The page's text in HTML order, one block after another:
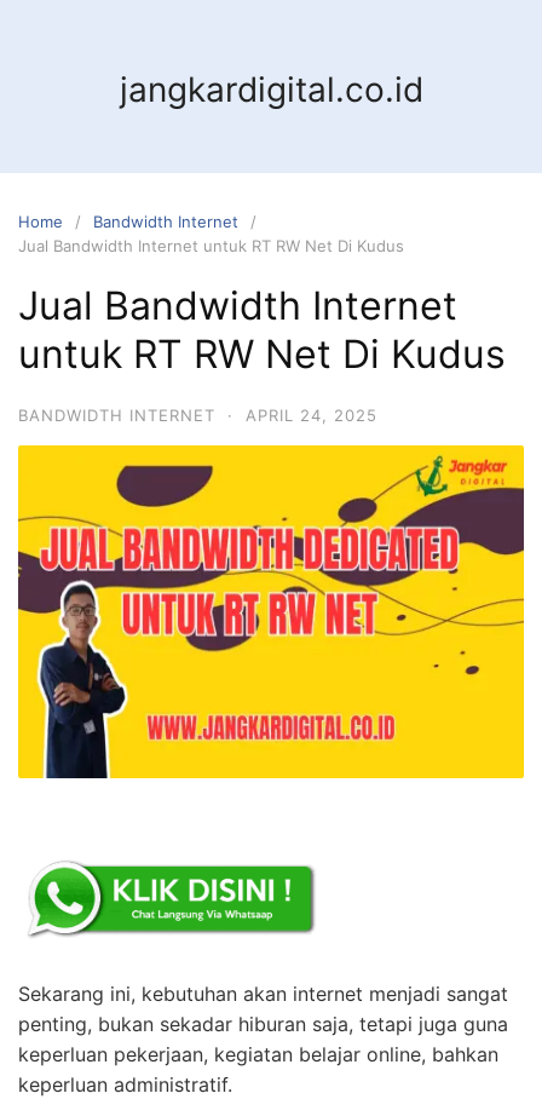
jangkardigital.co.id
Home
Bandwidth Internet
Jual Bandwidth Internet untuk RT RW Net Di Kudus
Jual Bandwidth Internet
untuk RT RW Net Di Kudus
BANDWIDTH INTERNET · APRIL 24, 2025
Sekarang ini, kebutuhan akan internet menjadi sangat
penting, bukan sekadar hiburan saja, tetapi juga guna
keperluan pekerjaan, kegiatan belajar online, bahkan
keperluan administratif.